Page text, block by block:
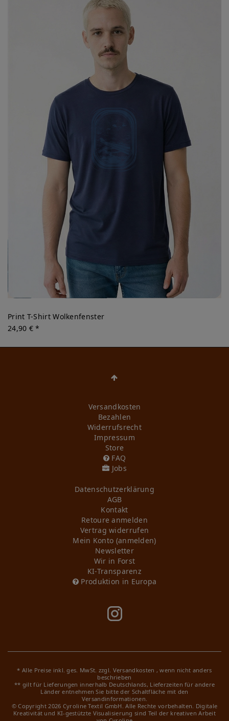
Print T-Shirt Wolkenfenster
24,90 € *
Versandkosten
Bezahlen
Widerrufs­recht
Impressum
Store
FAQ
Jobs
Daten­schutz­erklärung
AGB
Kontakt
Retoure anmelden
Vertrag widerrufen
Mein Konto (anmelden)
Newsletter
Wir in Forst
KI-Transparenz
Produktion in Europa
* Alle Preise inkl. ges. MwSt. zzgl. Versandkosten , wenn nicht anders
beschrieben
** gilt für Lieferungen innerhalb Deutschlands, Lieferzeiten für andere
Länder entnehmen Sie bitte der Schaltfläche mit den
Versandinformationen.
© Copyright 2026 Cyroline Textil GmbH. Alle Rechte vorbehalten. Digitale
Kreativität und KI-gestützte Visualisierung sind Teil der kreativen Arbeit